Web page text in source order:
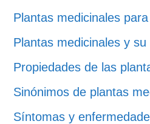
Plantas medicinales
Plantas medicinales y su
Propiedades de las
Sinónimos de plantas
Síntomas y